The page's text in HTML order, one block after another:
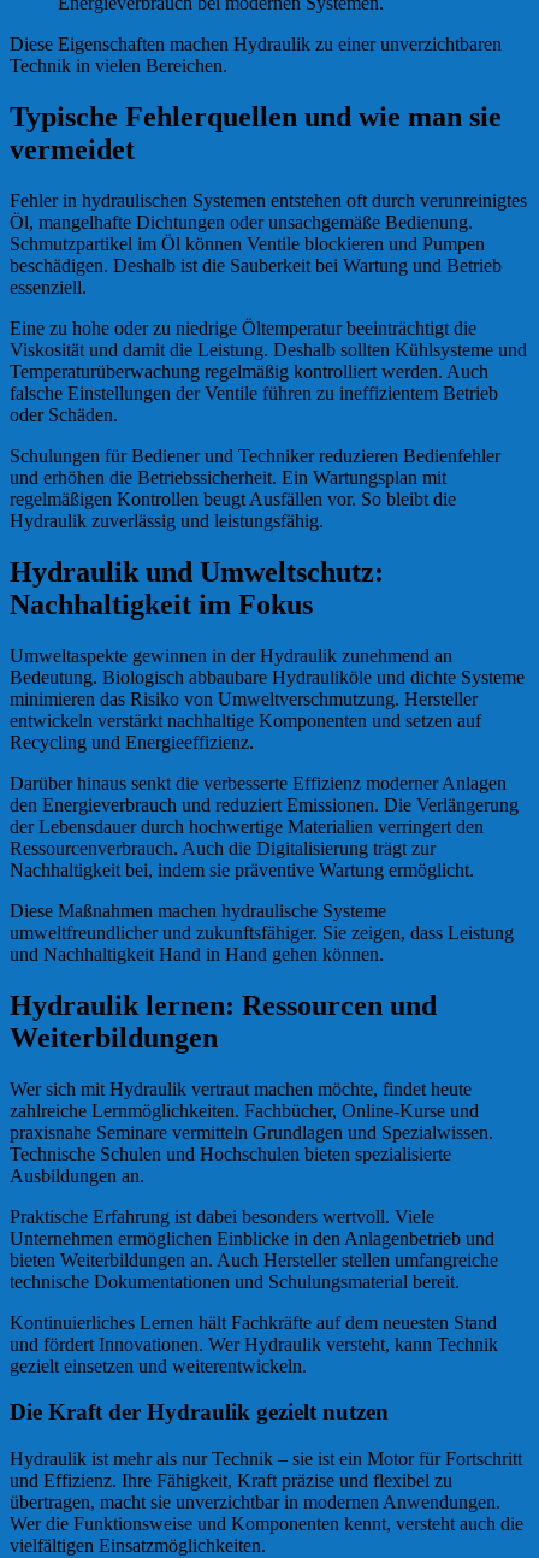
Diese Eigenschaften machen Hydraulik zu einer unverzichtbaren
Technik in vielen Bereichen.
Typische Fehlerquellen und wie man sie
vermeidet
Fehler in hydraulischen Systemen entstehen oft durch verunreinigtes
Öl, mangelhafte Dichtungen oder unsachgemäße Bedienung.
Schmutzpartikel im Öl können Ventile blockieren und Pumpen
beschädigen. Deshalb ist die Sauberkeit bei Wartung und Betrieb
essenziell.
Eine zu hohe oder zu niedrige Öltemperatur beeinträchtigt die
Viskosität und damit die Leistung. Deshalb sollten Kühlsysteme und
Temperaturüberwachung regelmäßig kontrolliert werden. Auch
falsche Einstellungen der Ventile führen zu ineffizientem Betrieb
oder Schäden.
Schulungen für Bediener und Techniker reduzieren Bedienfehler
und erhöhen die Betriebssicherheit. Ein Wartungsplan mit
regelmäßigen Kontrollen beugt Ausfällen vor. So bleibt die
Hydraulik zuverlässig und leistungsfähig.
Hydraulik und Umweltschutz:
Nachhaltigkeit im Fokus
Umweltaspekte gewinnen in der Hydraulik zunehmend an
Bedeutung. Biologisch abbaubare Hydrauliköle und dichte Systeme
minimieren das Risiko von Umweltverschmutzung. Hersteller
entwickeln verstärkt nachhaltige Komponenten und setzen auf
Recycling und Energieeffizienz.
Darüber hinaus senkt die verbesserte Effizienz moderner Anlagen
den Energieverbrauch und reduziert Emissionen. Die Verlängerung
der Lebensdauer durch hochwertige Materialien verringert den
Ressourcenverbrauch. Auch die Digitalisierung trägt zur
Nachhaltigkeit bei, indem sie präventive Wartung ermöglicht.
Diese Maßnahmen machen hydraulische Systeme
umweltfreundlicher und zukunftsfähiger. Sie zeigen, dass Leistung
und Nachhaltigkeit Hand in Hand gehen können.
Hydraulik lernen: Ressourcen und
Weiterbildungen
Wer sich mit Hydraulik vertraut machen möchte, findet heute
zahlreiche Lernmöglichkeiten. Fachbücher, Online-Kurse und
praxisnahe Seminare vermitteln Grundlagen und Spezialwissen.
Technische Schulen und Hochschulen bieten spezialisierte
Ausbildungen an.
Praktische Erfahrung ist dabei besonders wertvoll. Viele
Unternehmen ermöglichen Einblicke in den Anlagenbetrieb und
bieten Weiterbildungen an. Auch Hersteller stellen umfangreiche
technische Dokumentationen und Schulungsmaterial bereit.
Kontinuierliches Lernen hält Fachkräfte auf dem neuesten Stand
und fördert Innovationen. Wer Hydraulik versteht, kann Technik
gezielt einsetzen und weiterentwickeln.
Die Kraft der Hydraulik gezielt nutzen
Hydraulik ist mehr als nur Technik – sie ist ein Motor für Fortschritt
und Effizienz. Ihre Fähigkeit, Kraft präzise und flexibel zu
übertragen, macht sie unverzichtbar in modernen Anwendungen.
Wer die Funktionsweise und Komponenten kennt, versteht auch die
vielfältigen Einsatzmöglichkeiten.